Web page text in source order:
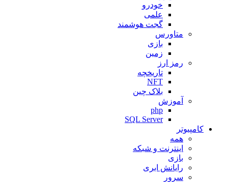
خودرو
علمی
گجت هوشمند
متاورس
بازی
زمین
رمز ارز
تاریخچه
NFT
بلاک چین
آموزش
php
SQL Server
کامپیوتر
همه
اینترنت و شبکه
بازی
رایانش ابری
سرور